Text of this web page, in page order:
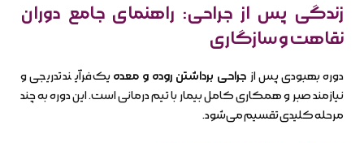
زندگی پس از جراحی: راهنمای جامع دوران
نقاهت و سازگاری
دوره بهبودی پس از جراحی برداشتن روده و معده یک فرآیند تدریجی و
نیازمند صبر و همکاری کامل بیمار با تیم درمانی است. این دوره به چند
مرحله کلیدی تقسیم می‌شود.